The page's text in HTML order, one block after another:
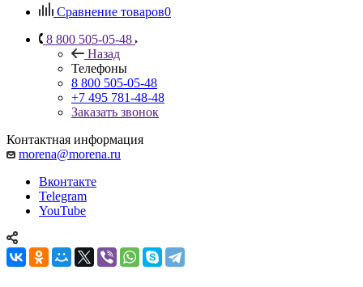
Сравнение товаров0
8 800 505-05-48
Назад
Телефоны
8 800 505-05-48
+7 495 781-48-48
Заказать звонок
Контактная информация
morena@morena.ru
Вконтакте
Telegram
YouTube